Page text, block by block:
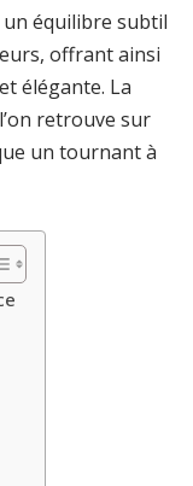
équilibre subtil
offrant ainsi
élégante. La
retrouve sur
un tournant à